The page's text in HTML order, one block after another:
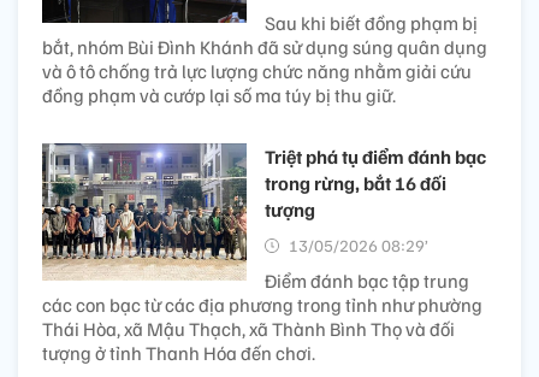
Sau khi biết đồng phạm bị
bắt, nhóm Bùi Đình Khánh đã sử dụng súng quân dụng
và ô tô chống trả lực lượng chức năng nhằm giải cứu
đồng phạm và cướp lại số ma túy bị thu giữ.
Triệt phá tụ điểm đánh bạc
trong rừng, bắt 16 đối
tượng
13/05/2026 08:29’
Điểm đánh bạc tập trung
các con bạc từ các địa phương trong tỉnh như phường
Thái Hòa, xã Mậu Thạch, xã Thành Bình Thọ và đối
tượng ở tỉnh Thanh Hóa đến chơi.